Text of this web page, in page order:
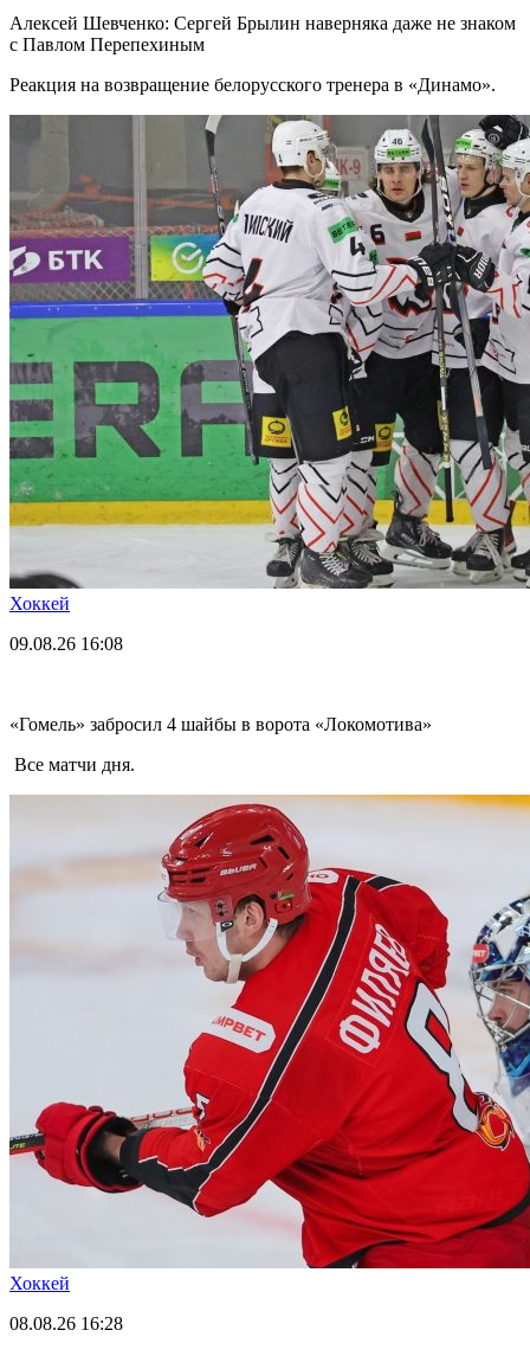
Алексей Шевченко: Сергей Брылин наверняка даже не знаком
с Павлом Перепехиным
Реакция на возвращение белорусского тренера в «Динамо».
Хоккей
09.08.26 16:08
«Гомель» забросил 4 шайбы в ворота «Локомотива»
Все матчи дня.
Хоккей
08.08.26 16:28